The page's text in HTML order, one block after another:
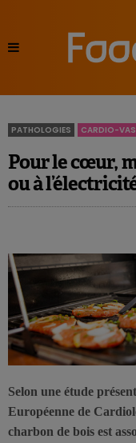
PATHOLOGIES CARDIO-
Pour le cœur,
ou à
Selon une étude
Européenne de
charbon de bois est